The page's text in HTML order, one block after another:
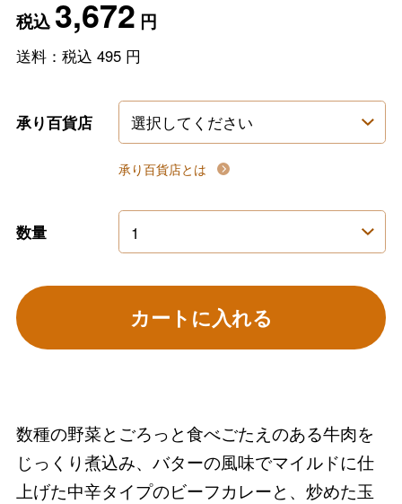
税込3,672 円
送料：税込 495円
承り百貨店
承り百貨店とは
数量
カートに入れる
数種の野菜とごろっと食べごたえのある牛肉を
じっくり煮込み、バターの風味でマイルドに仕
上げた中辛タイプのビーフカレーと、炒めた玉